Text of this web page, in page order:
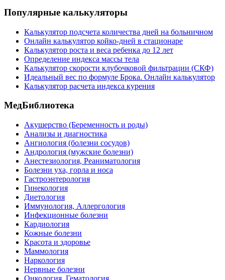
Популярные калькуляторы
Калькулятор подсчета количества дней на больничном
Онлайн калькулятор койко-дней в стационаре
Калькулятор роста и веса ребенка до 12 лет
Определение индекса массы тела
Калькулятор скорости клубочковой фильтрации (СКФ)
Идеальный вес по формуле Брока. Онлайн калькулятор
Калькулятор расчета индекса курения
МедБиблиотека
Акушерство (Беременность и роды)
Анализы и диагностика
Ангиология (болезни сосудов)
Андрология (мужские болезни)
Анестезиология, Реаниматология
Болезни уха, горла и носа
Гастроэнтерология
Гинекология
Диетология
Иммунология, Аллергология
Инфекционные болезни
Кардиология
Кожные болезни
Красота и здоровье
Маммология
Наркология
Нервные болезни
Онкология, Гематология